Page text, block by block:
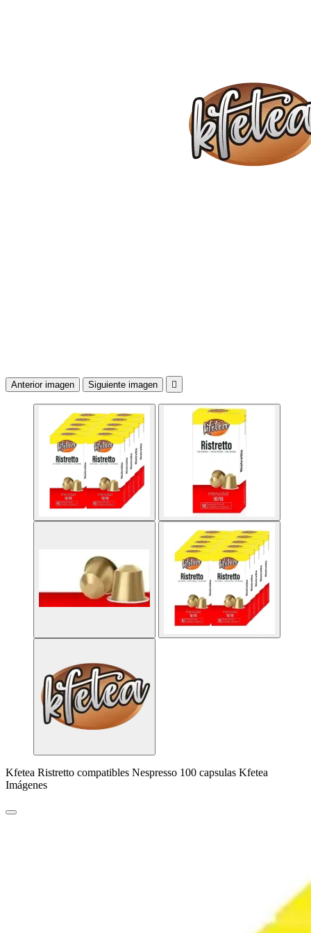
Anterior imagen Siguiente imagen 
Kfetea Ristretto compatibles Nespresso 100 capsulas Kfetea
Imágenes